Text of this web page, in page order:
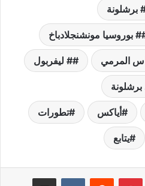
برشلونة
# بوروسيا مونشنجلادباخ
المرمي # ليفربول
أياكس تطورات
يتابع
بينتيريست مشاركة عبر البريد